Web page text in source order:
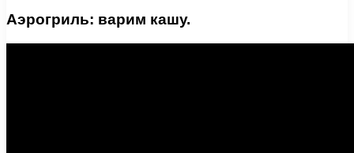
Аэрогриль: варим кашу.